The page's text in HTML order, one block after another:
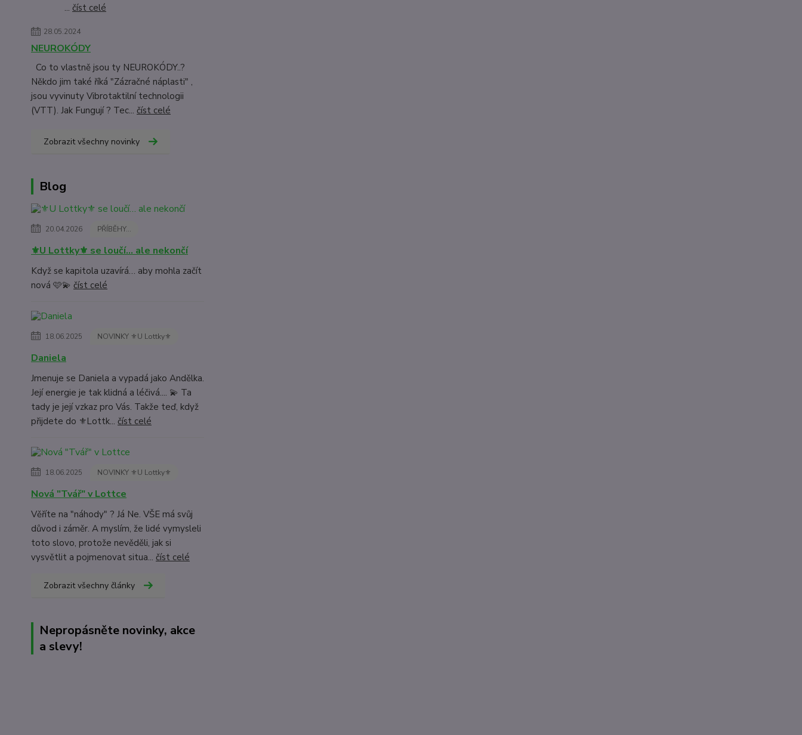
... číst celé
28.05.2024
NEUROKÓDY
Co to vlastně jsou ty NEUROKÓDY..?
Někdo jim také říká "Zázračné náplasti" ,
jsou vyvinuty Vibrotaktilní technologii
(VTT). Jak Fungují ? Tec... číst celé
Zobrazit všechny novinky
Blog
20.04.2026 PŘÍBĚHY...
⚜️U Lottky⚜️ se loučí… ale nekončí
Když se kapitola uzavírá… aby mohla začít
nová 🩷💫 číst celé
18.06.2025 NOVINKY ⚜️U Lottky⚜️
Daniela
Jmenuje se Daniela a vypadá jako Andělka.
Její energie je tak klidná a léčivá.... 💫 Ta
tady je její vzkaz pro Vás. Takže teď, když
přijdete do ⚜️Lottk... číst celé
18.06.2025 NOVINKY ⚜️U Lottky⚜️
Nová "Tvář" v Lottce
Věříte na "náhody" ? Já Ne. VŠE má svůj
důvod i záměr. A myslím, že lidé vymysleli
toto slovo, protože nevěděli, jak si
vysvětlit a pojmenovat situa... číst celé
Zobrazit všechny články
Nepropásněte novinky, akce
a slevy!